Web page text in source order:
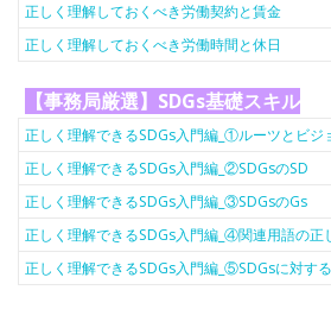
正しく理解しておくべき労働契約と賃金
正しく理解しておくべき労働時間と休日
【事務局厳選】SDGs基礎スキル
正しく理解できるSDGs入門編_①ルーツとビジ
正しく理解できるSDGs入門編_②SDGsのSD
正しく理解できるSDGs入門編_③SDGsのGs
正しく理解できるSDGs入門編_④関連用語の正
正しく理解できるSDGs入門編_⑤SDGsに対す